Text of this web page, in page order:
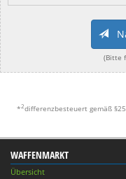
(Bitte
*2differenzbesteuert gemäß
WAFFENMARKT
Übersicht